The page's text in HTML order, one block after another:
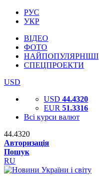
РУС
УКР
ВІДЕО
ФОТО
НАЙПОПУЛЯРНІШІ
СПЕЦПРОЕКТИ
USD
USD 44.4320
EUR 51.3316
Всі курси валют
44.4320
Авторизація
Пошук
RU